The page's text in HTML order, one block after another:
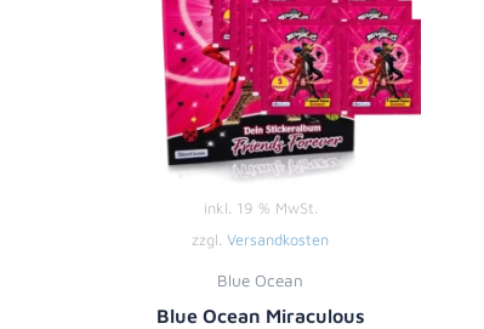
inkl. 19 % MwSt.
zzgl. Versandkosten
Blue Ocean
Blue Ocean Miraculous